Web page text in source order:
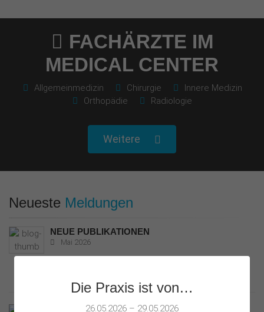
FACHÄRZTE IM
MEDICAL CENTER
Allgemeinmedizin Chirurgie‎
Innere Medizin‎
Orthopädie
Radiologie
Weitere
Neueste Meldungen
NEUE PUBLIKATIONEN
Mai 2026
MASSVOLL GENIESSEN
Die Praxis ist von…
26.05.2026 – 29.05.2026